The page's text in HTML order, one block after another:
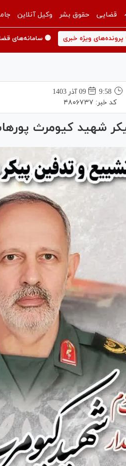
قضایی حقوق بشر وکیل آنلاین
پرونده‌های ویژه خبری 🟡 سامانه‌های
9:58
09 آذر 1403
کد خبر: ۴۸۰۶۷۳۷
شهید کیومرث